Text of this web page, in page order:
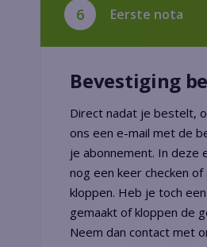
6 Eerste nota
Bevestiging
Direct nadat je bestelt,
ons een e-mail met de
je abonnement. In deze
nog een keer checken
kloppen. Heb je toch
gemaakt of kloppen de
Neem dan contact met